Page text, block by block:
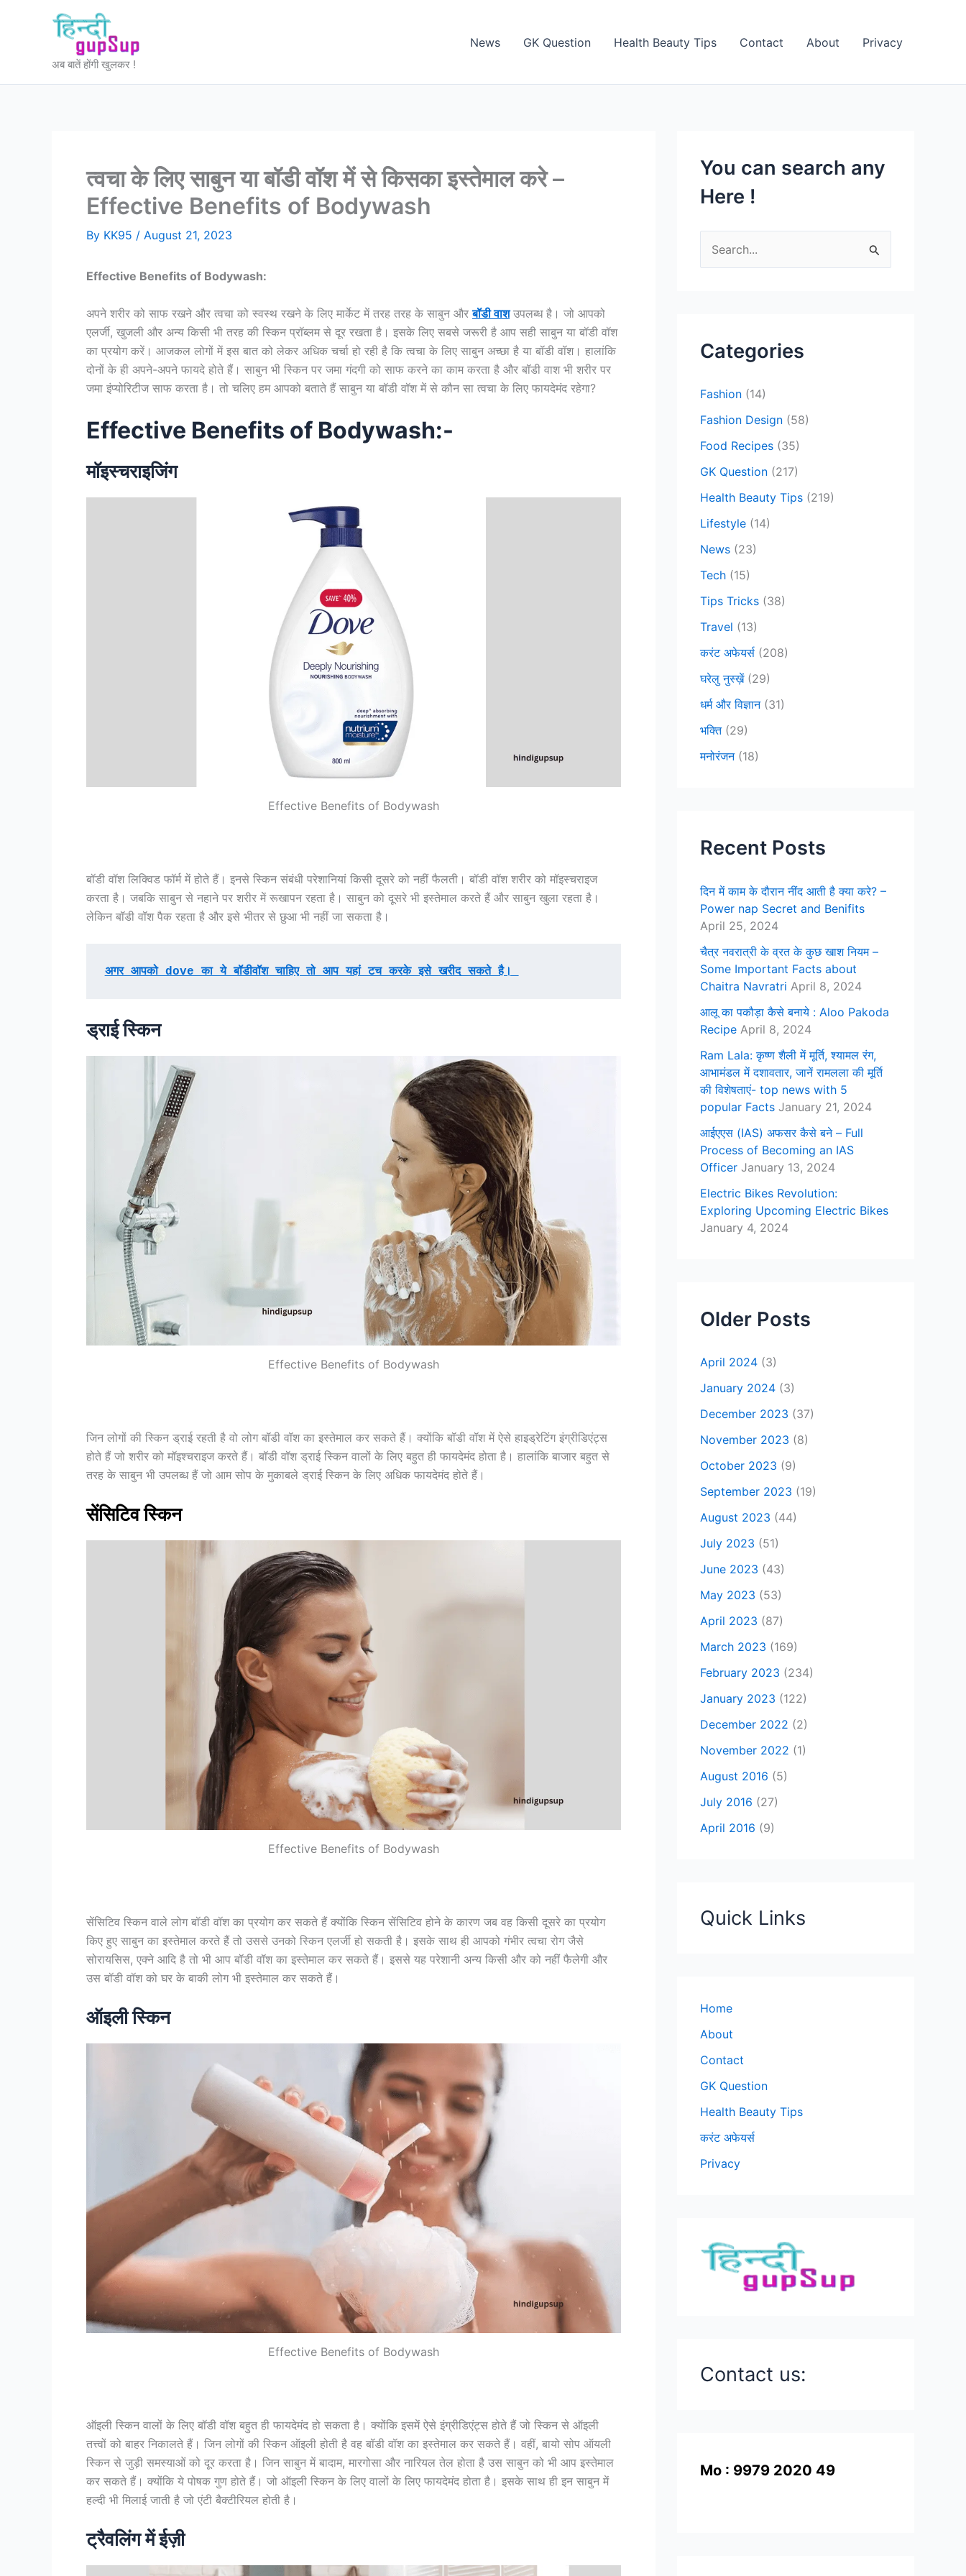
अब बातें होंगी खुलकर !
News GK Question Health Beauty Tips Contact About Privacy
त्वचा के लिए साबुन या बॉडी वॉश में से किसका इस्तेमाल करे –
Effective Benefits of Bodywash
By KK95 / August 21, 2023
Effective Benefits of Bodywash:
अपने शरीर को साफ रखने और त्वचा को स्वस्थ रखने के लिए मार्केट में तरह तरह के साबुन औरबॉडी वाशउपलब्ध है। जो आपको
एलर्जी, खुजली और अन्य किसी भी तरह की स्किन प्रॉब्लम से दूर रखता है। इसके लिए सबसे जरूरी है आप सही साबुन या बॉडी वॉश
का प्रयोग करें। आजकल लोगों में इस बात को लेकर अधिक चर्चा हो रही है कि त्वचा के लिए साबुन अच्छा है या बॉडी वॉश। हालांकि
दोनों के ही अपने-अपने फायदे होते हैं। साबुन भी स्किन पर जमा गंदगी को साफ करने का काम करता है और बॉडी वाश भी शरीर पर
जमा इंप्योरिटीज साफ करता है। तो चलिए हम आपको बताते हैं साबुन या बॉडी वॉश में से कौन सा त्वचा के लिए फायदेमंद रहेगा?
Effective Benefits of Bodywash:-
मॉइस्चराइजिंग
Effective Benefits of Bodywash
बॉडी वॉश लिक्विड फॉर्म में होते हैं। इनसे स्किन संबंधी परेशानियां किसी दूसरे को नहीं फैलती। बॉडी वॉश शरीर को मॉइस्चराइज
करता है। जबकि साबुन से नहाने पर शरीर में रूखापन रहता है। साबुन को दूसरे भी इस्तेमाल करते हैं और साबुन खुला रहता है।
लेकिन बॉडी वॉश पैक रहता है और इसे भीतर से छुआ भी नहीं जा सकता है।
अगर आपको dove का ये बॉडीवॉश चाहिए तो आप यहां टच करके इसे खरीद सकते है।
ड्राई स्किन
Effective Benefits of Bodywash
जिन लोगों की स्किन ड्राई रहती है वो लोग बॉडी वॉश का इस्तेमाल कर सकते हैं। क्योंकि बॉडी वॉश में ऐसे हाइड्रेटिंग इंग्रीडिएंट्स
होते हैं जो शरीर को मॉइश्चराइज करते हैं। बॉडी वॉश ड्राई स्किन वालों के लिए बहुत ही फायदेमंद होता है। हालांकि बाजार बहुत से
तरह के साबुन भी उपलब्ध हैं जो आम सोप के मुकाबले ड्राई स्किन के लिए अधिक फायदेमंद होते हैं।
सेंसिटिव स्किन
Effective Benefits of Bodywash
सेंसिटिव स्किन वाले लोग बॉडी वॉश का प्रयोग कर सकते हैं क्योंकि स्किन सेंसिटिव होने के कारण जब वह किसी दूसरे का प्रयोग
किए हुए साबुन का इस्तेमाल करते हैं तो उससे उनको स्किन एलर्जी हो सकती है। इसके साथ ही आपको गंभीर त्वचा रोग जैसे
सोरायसिस, एक्ने आदि है तो भी आप बॉडी वॉश का इस्तेमाल कर सकते हैं। इससे यह परेशानी अन्य किसी और को नहीं फैलेगी और
उस बॉडी वॉश को घर के बाकी लोग भी इस्तेमाल कर सकते हैं।
ऑइली स्किन
Effective Benefits of Bodywash
ऑइली स्किन वालों के लिए बॉडी वॉश बहुत ही फायदेमंद हो सकता है। क्योंकि इसमें ऐसे इंग्रीडिएंट्स होते हैं जो स्किन से ऑइली
तत्त्वों को बाहर निकालते हैं। जिन लोगों की स्किन ऑइली होती है वह बॉडी वॉश का इस्तेमाल कर सकते हैं। वहीं, बायो सोप ऑयली
स्किन से जुड़ी समस्याओं को दूर करता है। जिन साबुन में बादाम, मारगोसा और नारियल तेल होता है उस साबुन को भी आप इस्तेमाल
कर सकते हैं। क्योंकि ये पोषक गुण होते हैं। जो ऑइली स्किन के लिए वालों के लिए फायदेमंद होता है। इसके साथ ही इन साबुन में
हल्दी भी मिलाई जाती है जो एंटी बैक्टीरियल होती है।
ट्रैवलिंग में ईज़ी
You can search any
Here !
e
h
o
r
:
Categories
Fashion (14)
Fashion Design (58)
Food Recipes (35)
GK Question (217)
Health Beauty Tips (219)
Lifestyle (14)
News (23)
Tech (15)
Tips Tricks (38)
Travel (13)
करंट अफेयर्स (208)
घरेलु नुस्ख़ें(29)
धर्म और विज्ञान(31)
भक्ति(29)
मनोरंजन(18)
Recent Posts
दिन में काम के दौरान नींद आती है क्या करे? –
Power nap Secret and Benifits
April 25, 2024
चैत्र नवरात्री के व्रत के कुछ खाश नियम –
Some Important Facts about
Chaitra Navratri April 8, 2024
आलू का पकौड़ा कैसे बनाये : Aloo Pakoda
Recipe April 8, 2024
Ram Lala: कृष्ण शैली में मूर्ति, श्यामल रंग,
आभामंडल में दशावतार, जानें रामलला की मूर्ति
की विशेषताएं- top news with 5
popular Facts January 21, 2024
आईएएस (IAS) अफसर कैसे बने – Full
Process of Becoming an IAS
Officer January 13, 2024
Electric Bikes Revolution:
Exploring Upcoming Electric Bikes
January 4, 2024
Older Posts
April 2024 (3)
January 2024 (3)
December 2023 (37)
November 2023 (8)
October 2023 (9)
September 2023 (19)
August 2023 (44)
July 2023 (51)
June 2023 (43)
May 2023 (53)
April 2023 (87)
March 2023 (169)
February 2023 (234)
January 2023 (122)
December 2022 (2)
November 2022 (1)
August 2016 (5)
July 2016 (27)
April 2016 (9)
Quick Links
Home
About
Contact
GK Question
Health Beauty Tips
करंट अफेयर्स
Privacy
Contact us:
Mo : 9979 2020 49